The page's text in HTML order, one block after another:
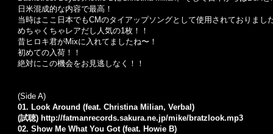
日米混成的な内容で最高！
当時はここ日本でもCMのタイアップソングとして使用されておりまし
めちゃくちゃレアだし人気の1枚！！
昔ヒロキ君がMixに入れてましたね〜！
初めての入荷！！
絶対にこの機会をお見逃しなく！！
(Side A)
01. Look Around (feat. Christina Milian, Verbal)
(試聴) http://fatmanrecords.sakura.ne.jp/mike/bratzlook.mp3
02. Show Me What You Got (feat. Howie B)